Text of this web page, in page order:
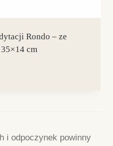
Rondo – ze
cm
i odpoczynek powinny